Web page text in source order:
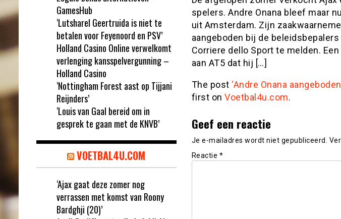
spelers. Andre Onana bleef maar
uit Amsterdam. Zijn
aangeboden bij de
Corriere dello Sport te melden.
aan AT5 dat hij […]
The post ‘Andre Onana
first on Voetbal4u.com.
Geef een reactie
Je e-mailadres wordt niet gepubliceerd.
Reactie *
GamesHub
‘Lutsharel Geertruida is niet te
betalen voor Feyenoord en PSV’
Holland Casino Online verwelkomt
verlenging kansspelvergunning –
Holland Casino
‘Nottingham Forest aast op Tijjani
Reijnders’
‘Louis van Gaal bereid om in
gesprek te gaan met de KNVB’
VOETBAL4U.COM
‘Ajax gaat deze zomer nog
verrassen met komst van Roony
Bardghji (20)’